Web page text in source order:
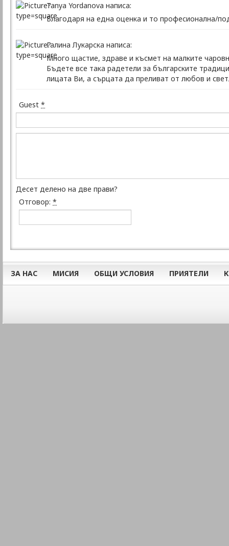
Tanya Yordanova написа:
Благодаря на една оценка и то професионална/
Галина Лукарска написа:
Много щастие, здраве и късмет на малките
Бъдете все така радетели за българските
лицата Ви, а сърцата да преливат от любов и
Guest *
Десет делено на две прави?
Отговор: *
ЗА НАС МИСИЯ ОБЩИ УСЛОВИЯ ПРИЯТЕЛИ